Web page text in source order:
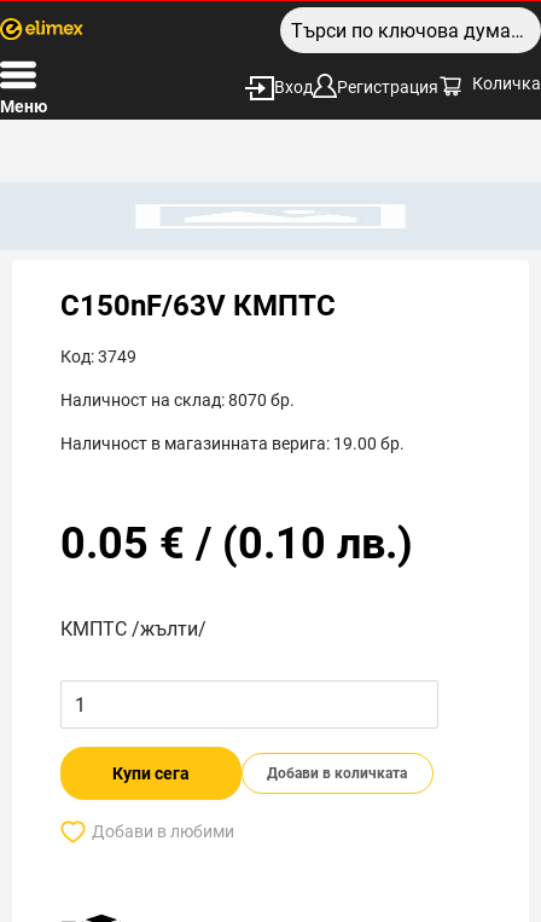
Меню
Вход Регистрация Количка
C150nF/63V КМПТС
Код:3749
Наличност на склад:8070 бр.
Наличност в магазинната верига: 19.00 бр.
0.05 € / (0.10 лв.)
КМПТС /жълти/
Купи сега Добави в количката
Добави в любими